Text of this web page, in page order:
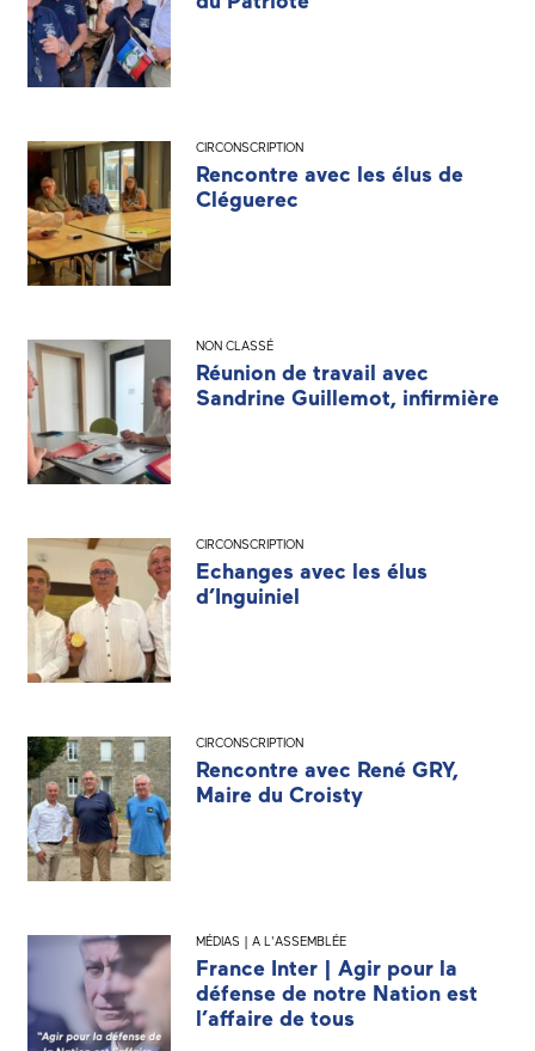
CIRCONSCRIPTION
Rencontre avec les élus de
Cléguerec
NON CLASSÉ
Réunion de travail avec
Sandrine Guillemot, infirmière
CIRCONSCRIPTION
Echanges avec les élus
d’Inguiniel
CIRCONSCRIPTION
Rencontre avec René GRY,
Maire du Croisty
MÉDIAS | A L'ASSEMBLÉE
France Inter | Agir pour la
défense de notre Nation est
l’affaire de tous